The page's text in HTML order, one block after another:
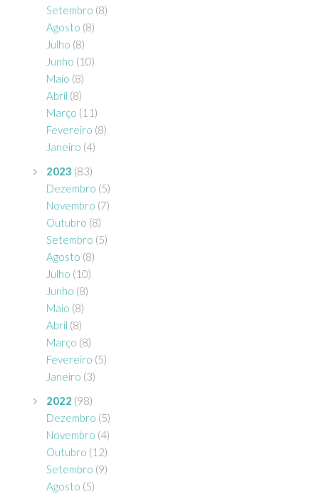
Setembro (8)
Agosto (8)
Julho (8)
Junho (10)
Maio (8)
Abril (8)
Março (11)
Fevereiro (8)
Janeiro (4)
2023 (83)
Dezembro (5)
Novembro (7)
Outubro (8)
Setembro (5)
Agosto (8)
Julho (10)
Junho (8)
Maio (8)
Abril (8)
Março (8)
Fevereiro (5)
Janeiro (3)
2022 (98)
Dezembro (5)
Novembro (4)
Outubro (12)
Setembro (9)
Agosto (5)